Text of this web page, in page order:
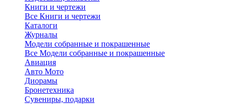
Книги и чертежи
Все Книги и чертежи
Каталоги
Журналы
Модели собранные и покрашенные
Все Модели собранные и покрашенные
Авиация
Авто Мото
Диорамы
Бронетехника
Сувениры, подарки